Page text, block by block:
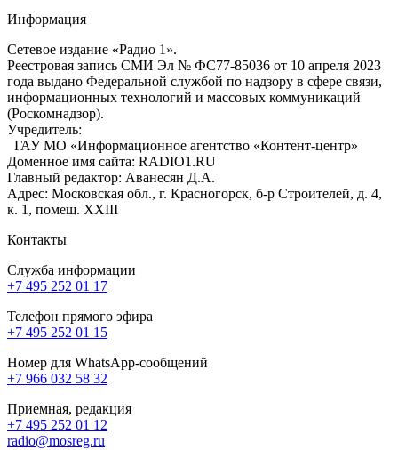
Информация
Сетевое издание «Радио 1».
Реестровая запись СМИ Эл № ФС77-85036 от 10 апреля 2023
года выдано Федеральной службой по надзору в сфере связи,
информационных технологий и массовых коммуникаций
(Роскомнадзор).
Учредитель:
ГАУ МО «Информационное агентство «Контент-центр»
Доменное имя сайта: RADIO1.RU
Главный редактор: Аванесян Д.А.
Адрес: Московская обл., г. Красногорск, б-р Строителей, д. 4,
к. 1, помещ. XXIII
Контакты
Служба информации
+7 495 252 01 17
Телефон прямого эфира
+7 495 252 01 15
Номер для WhatsApp-сообщений
+7 966 032 58 32
Приемная, редакция
+7 495 252 01 12
radio@mosreg.ru